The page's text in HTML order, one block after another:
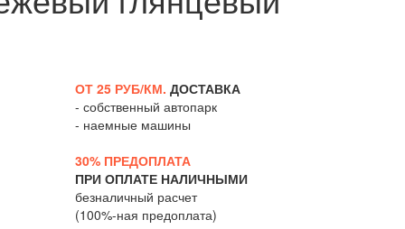
ОТ 25 РУБ/КМ. ДОСТАВКА
- собственный автопарк
- наемные машины
30% ПРЕДОПЛАТА
ПРИ ОПЛАТЕ НАЛИЧНЫМИ
безналичный расчет
(100%-ная предоплата)